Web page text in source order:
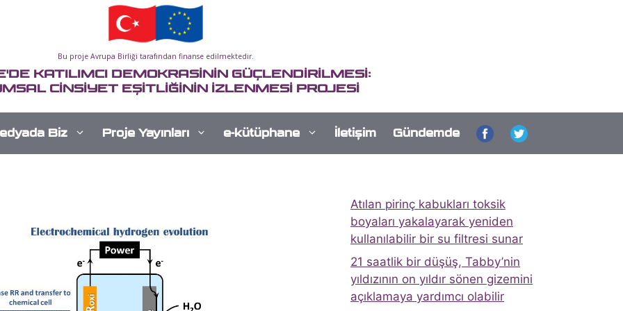
Bu proje Avrupa Birliği tarafından finanse edilmektedir.
KATILIMCI DEMOKRASİNİN GÜÇLENDİRİLMESİ:
CİNSİYET EŞİTLİĞİNİN İZLENMESİ PROJESİ
Biz Proje Yayınları e-kütüphane İletişim Gündemde
Atılan pirinç kabukları toksik
boyaları yakalayarak yeniden
kullanılabilir bir su filtresi sunar
21 saatlik bir düşüş, Tabby’nin
yıldızının on yıldır sönen gizemini
açıklamaya yardımcı olabilir